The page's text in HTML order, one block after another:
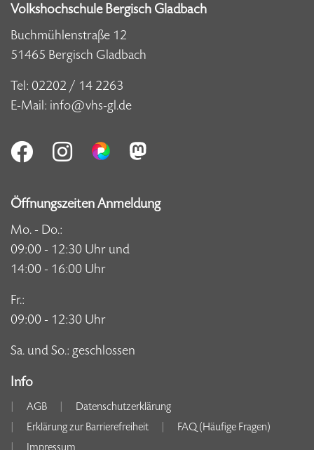
Volkshochschule Bergisch Gladbach
Buchmühlenstraße 12
51465 Bergisch Gladbach
Tel: 02202 / 14 2263
E-Mail: info@vhs-gl.de
Öffnungszeiten Anmeldung
Mo. - Do.:
09:00 - 12:30 Uhr und
14:00 - 16:00 Uhr
Fr.:
09:00 - 12:30 Uhr
Sa. und So.: geschlossen
Info
AGB
Datenschutzerklärung
Erklärung zur Barrierefreiheit
FAQ (Häufige Fragen)
Impressum